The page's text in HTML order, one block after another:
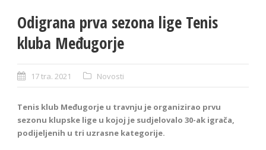
Odigrana prva sezona lige Tenis
kluba Međugorje
17 tra. 2021 Novosti
Tenis klub Međugorje u travnju je organizirao prvu
sezonu klupske lige u kojoj je sudjelovalo 30-ak igrača,
podijeljenih u tri uzrasne kategorije.